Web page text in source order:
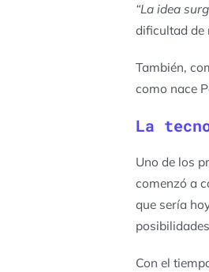
“La idea
dificultad de
También,
como nace
La
Uno de los
comenzó a
que sería
Con el